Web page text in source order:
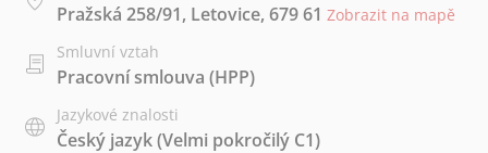
Pražská 258/91, Letovice, 679 61 Zobrazit na mapě
Smluvní vztah
Pracovní smlouva (HPP)
Jazykové znalosti
Český jazyk(Velmi pokročilý C1)